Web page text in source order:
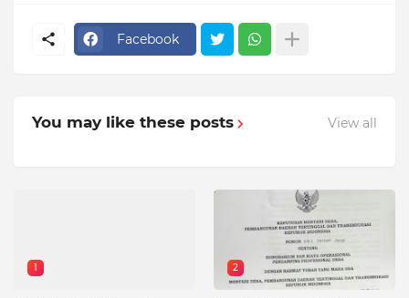
Facebook
You may like these posts View all
1 2